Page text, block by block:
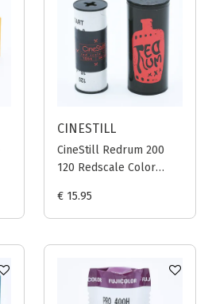
CINESTILL
CineStill Redrum 200
120 Redscale Color
€ 15.95